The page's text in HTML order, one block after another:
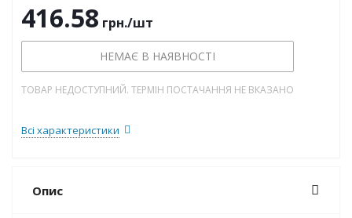
416.58 грн./шт
НЕМАЄ В НАЯВНОСТІ
ТОВАР НЕДОСТУПНИЙ. ТЕРМІН ПОСТАЧАННЯ НЕ ВКАЗАНО
Всі характеристики
Опис